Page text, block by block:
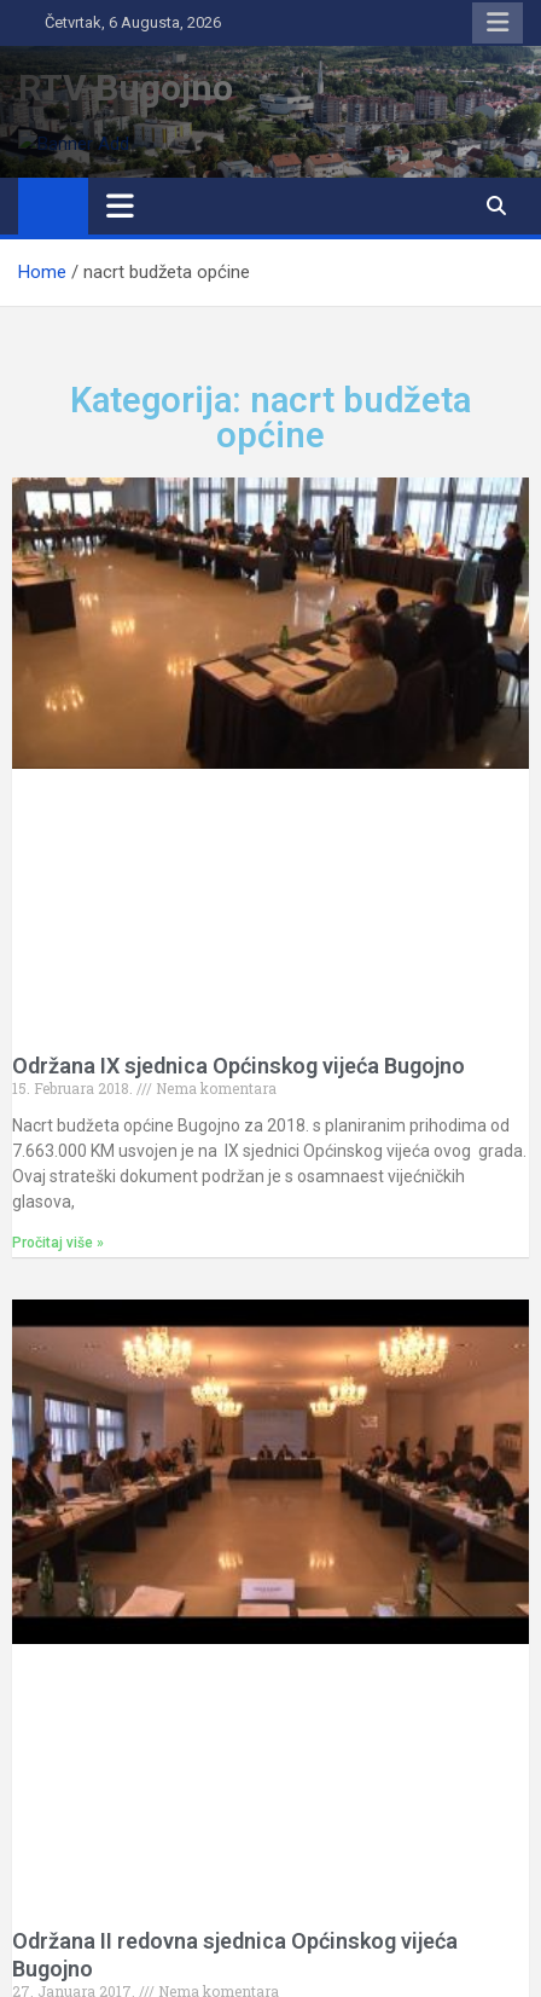
Četvrtak, 6 Augusta, 2026
RTV Bugojno
Home nacrt budžeta općine
Kategorija: nacrt budžeta
općine
Održana IX sjednica Općinskog vijeća Bugojno
15. Februara 2018.
Nema komentara
Nacrt budžeta općine Bugojno za 2018. s planiranim prihodima od
7.663.000 KM usvojen je na IX sjednici Općinskog vijeća ovog grada.
Ovaj strateški dokument podržan je s osamnaest vijećničkih
glasova,
Pročitaj više »
Održana II redovna sjednica Općinskog vijeća
Bugojno
27. Januara 2017.
Nema komentara